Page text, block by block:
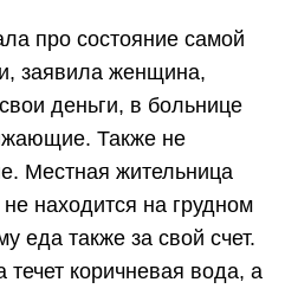
про состояние самой
заявила женщина,
деньги, в больнице
Также не
Местная жительница
находится на грудном
еда также за свой счет.
течет коричневая вода, а